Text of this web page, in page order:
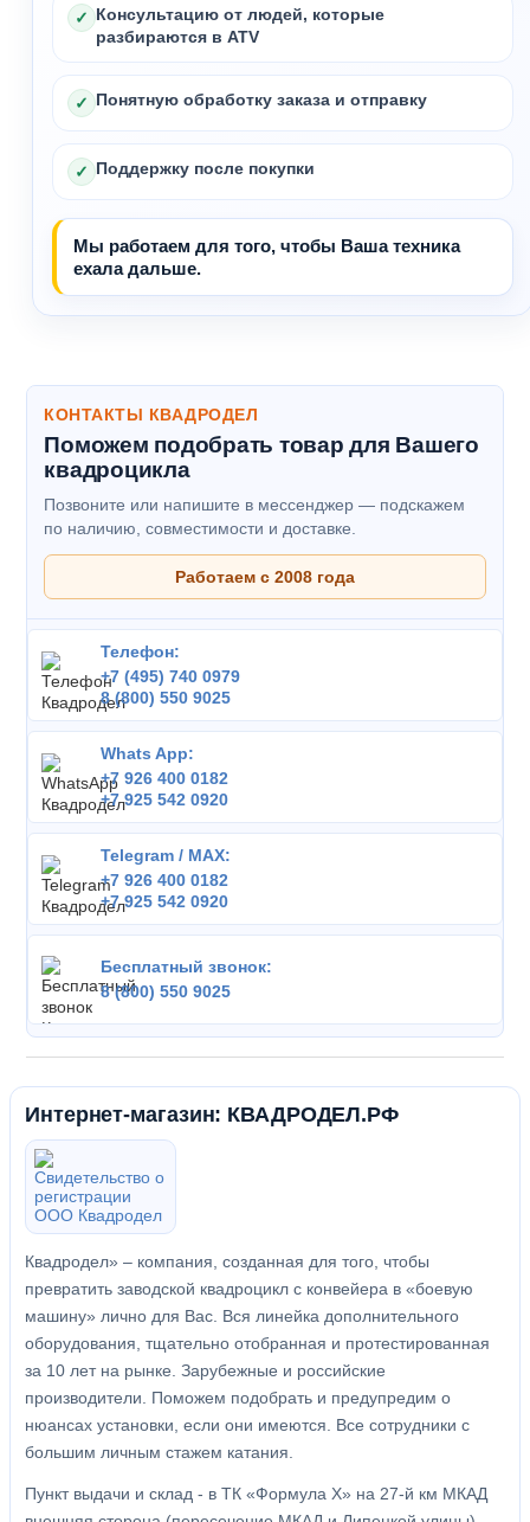
✓ Консультацию от людей, которые
разбираются в ATV
✓ Понятную обработку заказа и отправку
✓ Поддержку после покупки
Мы работаем для того, чтобы Ваша техника
ехала дальше.
КОНТАКТЫ КВАДРОДЕЛ
Поможем подобрать товар для Вашего
квадроцикла
Позвоните или напишите в мессенджер — подскажем
по наличию, совместимости и доставке.
Работаем с 2008 года
Телефон:
+7 (495) 740 0979
8 (800) 550 9025
Whats App:
+7 926 400 0182
+7 925 542 0920
Telegram / MAX:
+7 926 400 0182
+7 925 542 0920
Бесплатный звонок:
8 (800) 550 9025
Интернет-магазин: КВАДРОДЕЛ.РФ
Квадродел» – компания, созданная для того, чтобы
превратить заводской квадроцикл с конвейера в «боевую
машину» лично для Вас. Вся линейка дополнительного
оборудования, тщательно отобранная и протестированная
за 10 лет на рынке. Зарубежные и российские
производители. Поможем подобрать и предупредим о
нюансах установки, если они имеются. Все сотрудники с
большим личным стажем катания.
Пункт выдачи и склад - в ТК «Формула X» на 27-й км МКАД